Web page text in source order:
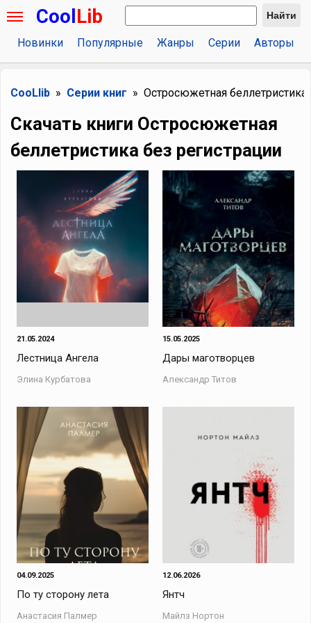
Cool Lib Найти
Новинки Популярные Жанры Серии Авторы
CooLlib Серии книг Остросюжетная беллетристика
Скачать книги Остросюжетная
беллетристика без регистрации
21.05.2024
Лестница Ангела
Элина Курбатова
15.05.2025
Дары маготворцев
Александр Титов
04.09.2025
По ту сторону лета
Анастасия Палмер
12.06.2026
Янтч
Майлз Нортон